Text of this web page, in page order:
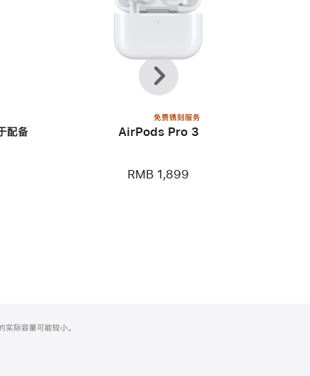
配备
免费镌刻服务
AirPods Pro 3
RMB 1,899
上
一
个
下
一
个
际容量可能较小。